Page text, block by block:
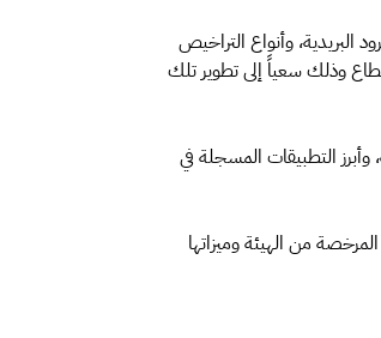
البريدية، وأنواع التراخيص
وذلك سعياً إلى تطوير تلك
التطبيقات المسجلة في
من الهيئة وميزاتها